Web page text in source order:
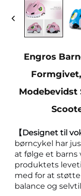
Engros
Modebevidst
【Designet til
børncykel har
at følge et
produktets
med for at
balance og